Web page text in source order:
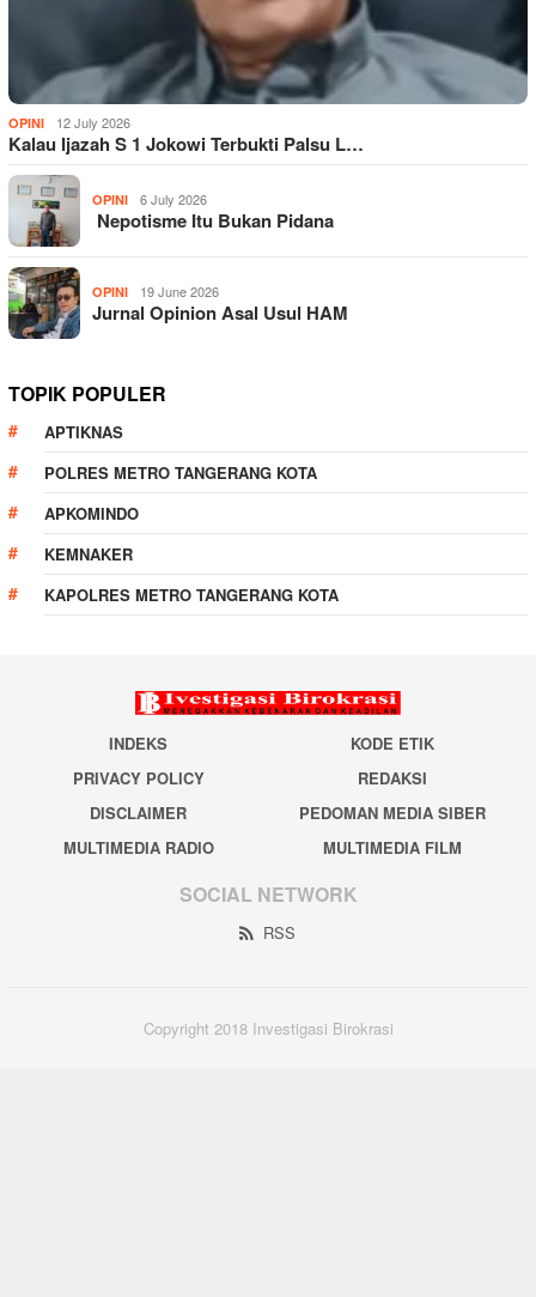
OPINI 12 July 2026
Kalau Ijazah S 1 Jokowi Terbukti Palsu L…
OPINI 6 July 2026
Nepotisme Itu Bukan Pidana
OPINI 19 June 2026
Jurnal Opinion Asal Usul HAM
TOPIK POPULER
APTIKNAS
POLRES METRO TANGERANG KOTA
APKOMINDO
KEMNAKER
KAPOLRES METRO TANGERANG KOTA
INDEKS
KODE ETIK
PRIVACY POLICY
REDAKSI
DISCLAIMER
PEDOMAN MEDIA SIBER
MULTIMEDIA RADIO
MULTIMEDIA FILM
SOCIAL NETWORK
RSS
Copyright 2018 Investigasi Birokrasi